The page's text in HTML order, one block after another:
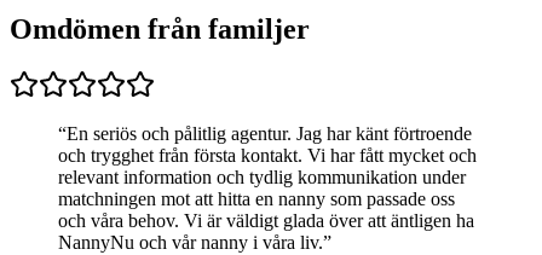
Omdömen från familjer
“En seriös och pålitlig agentur. Jag har känt förtroende
och trygghet från första kontakt. Vi har fått mycket och
relevant information och tydlig kommunikation under
matchningen mot att hitta en nanny som passade oss
och våra behov. Vi är väldigt glada över att äntligen ha
NannyNu och vår nanny i våra liv.”